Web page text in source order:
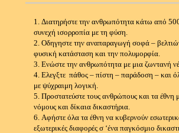
1. Διατηρήστε την ανθρωπότητα κάτω από
συνεχή ισορροπία με τη φύση.
2. Οδηγηστε την αναπαραγωγή σοφά –
φυσική κατάσταση και την πολυμορφία.
3. Ενώστε την ανθρωπότητα με μια ζωντανή
4. Ελεγξτε πάθος – πίστη – παράδοση – και
με ψύχραιμη λογική.
5. Προστατεύστε τους ανθρώπους και τα έθνη
νόμους και δίκαια δικαστήρια.
6. Αφήστε όλα τα έθνη να κυβερνούν
εξωτερικές διαφορές σ ‘ένα παγκόσμιο